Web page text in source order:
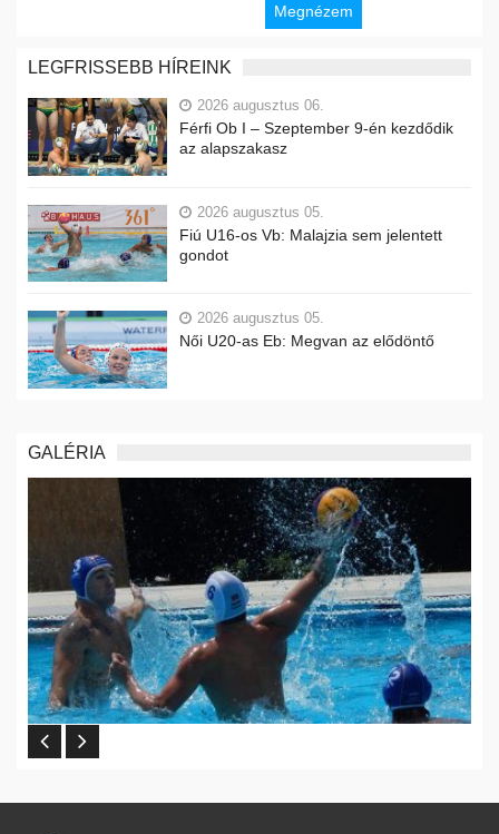
Megnézem
LEGFRISSEBB HÍREINK
2026 augusztus 06.
Férfi Ob I – Szeptember 9-én kezdődik
az alapszakasz
2026 augusztus 05.
Fiú U16-os Vb: Malajzia sem jelentett
gondot
2026 augusztus 05.
Női U20-as Eb: Megvan az elődöntő
GALÉRIA